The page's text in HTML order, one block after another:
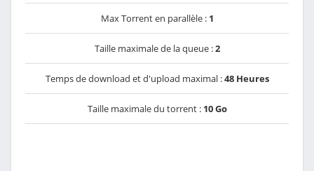
Max Torrent en parallèle : 1
Taille maximale de la queue :2
Temps de download et d'upload maximal :48 Heures
Taille maximale du torrent : 10 Go